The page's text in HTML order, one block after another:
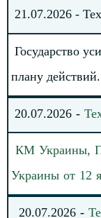
21.07.2026 -
Государство
плану действий.
20.07.2026 -
КМ Украины,
Украины от 12
20.07.2026 -